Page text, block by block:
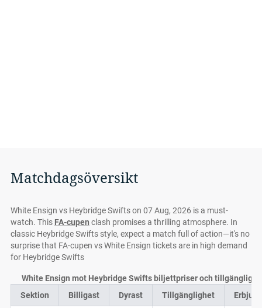
Matchdagsöversikt
White Ensign vs Heybridge Swifts on 07 Aug, 2026 is a must-
watch. This FA-cupen clash promises a thrilling atmosphere. In
classic Heybridge Swifts style, expect a match full of action—it's no
surprise that FA-cupen vs White Ensign tickets are in high demand
for Heybridge Swifts
Sektion Billigast Dyrast Tillgänglighet
White Ensign mot Heybridge Swifts biljettpriser och